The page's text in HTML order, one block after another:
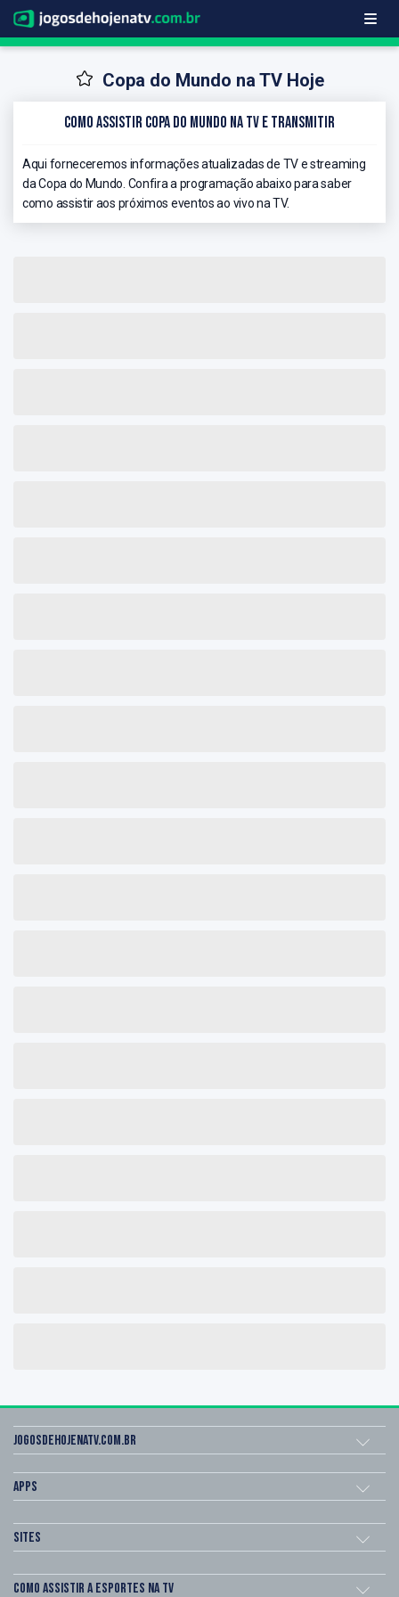
Copa do Mundo na TV Hoje
Como Assistir Copa do Mundo na TV e Transmitir
Aqui forneceremos informações atualizadas de TV e streaming
da Copa do Mundo. Confira a programação abaixo para saber
como assistir aos próximos eventos ao vivo na TV.
Jogosdehojenatv.com.br
Apps
Sites
Como assistir a esportes na TV